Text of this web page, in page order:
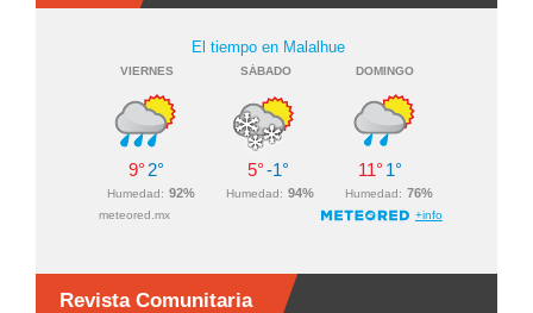
Revista Comunitaria